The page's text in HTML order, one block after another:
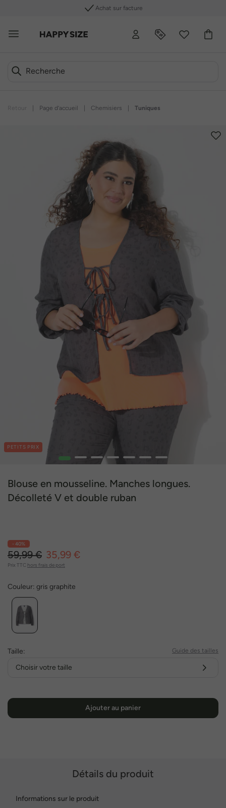
Achat sur facture
Page d’accueil Chemisiers Tuniques
PETITS PRIX
1 2 3 4 5 6 7
Blouse en mousseline. Manches longues.
Décolleté V et double ruban
- 40%
59,99 € 35,99 €
Prix TTC hors frais de port
Couleur: gris graphite
Taille: Guide des tailles
Choisir votre taille
Ajouter au panier
Détails du produit
Informations sur le produit